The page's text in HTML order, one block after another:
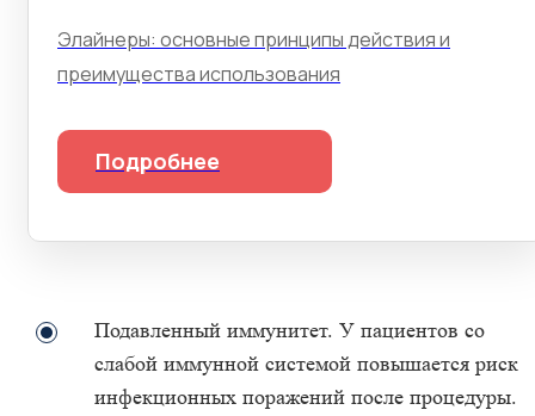
Элайнеры: основные принципы действия и
преимущества использования
Подробнее
Подавленный иммунитет. У пациентов со
слабой иммунной системой повышается риск
инфекционных поражений после процедуры.